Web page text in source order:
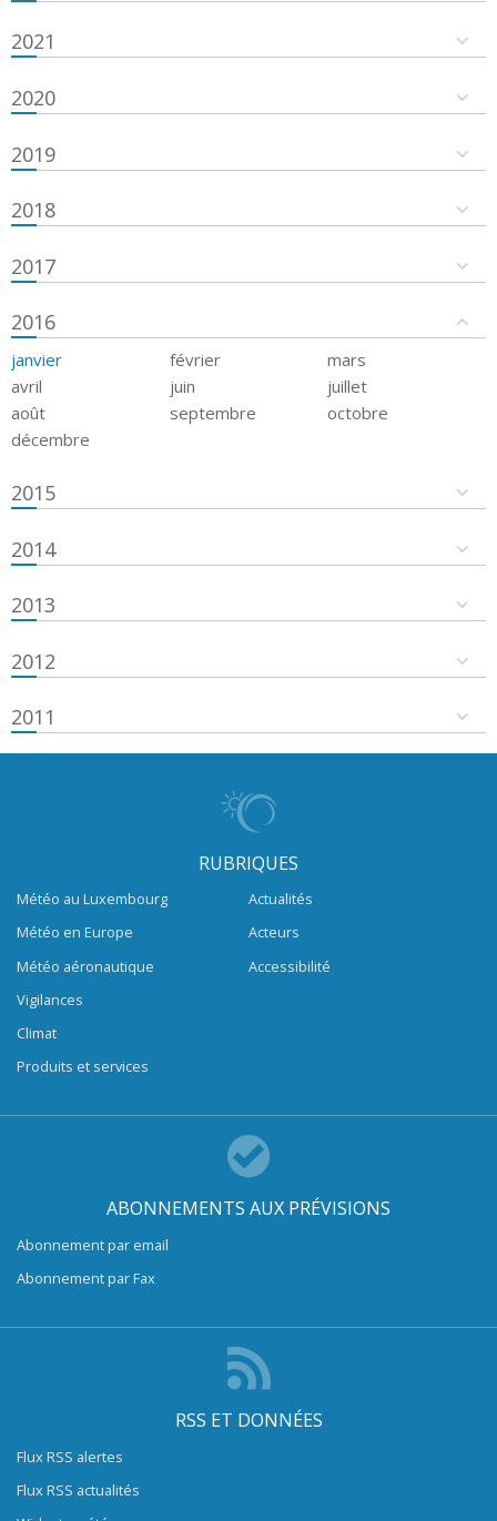
2021
2020
2019
2018
2017
2016
janvier février
mars
avril
juin
juillet
août
septembre
octobre
décembre
2015
2014
2013
2012
2011
RUBRIQUES
Météo au Luxembourg
Météo en Europe
Météo aéronautique
Vigilances
Climat
Produits et services
Actualités
Acteurs
Accessibilité
ABONNEMENTS AUX PRÉVISIONS
Abonnement par email
Abonnement par Fax
RSS ET DONNÉES
Flux RSS alertes
Flux RSS actualités